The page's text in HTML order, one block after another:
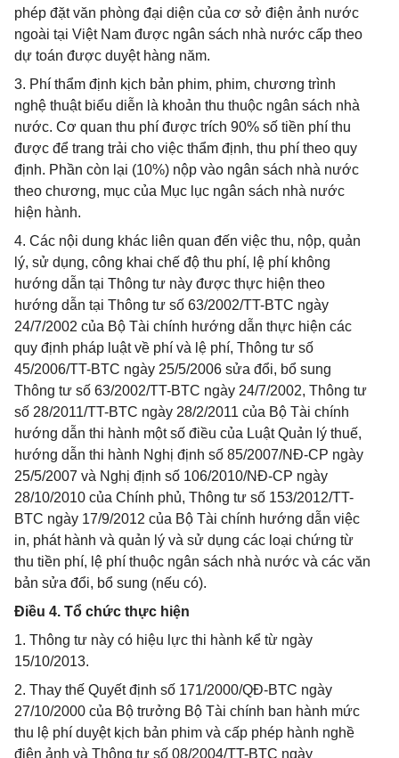
phép đặt văn phòng đại diện của cơ sở điện ảnh nước
ngoài tại Việt Nam được ngân sách nhà nước cấp theo
dự toán được duyệt hàng năm.
3. Phí thẩm định kịch bản phim, phim, chương trình
nghệ thuật biểu diễn là khoản thu thuộc ngân sách nhà
nước. Cơ quan thu phí được trích 90% số tiền phí thu
được để trang trải cho việc thẩm định, thu phí theo quy
định. Phần còn lại (10%) nộp vào ngân sách nhà nước
theo chương, mục của Mục lục ngân sách nhà nước
hiện hành.
4. Các nội dung khác liên quan đến việc thu, nộp, quản
lý, sử dụng, công khai chế độ thu phí, lệ phí không
hướng dẫn tại Thông tư này được thực hiện theo
hướng dẫn tại Thông tư số 63/2002/TT-BTC ngày
24/7/2002 của Bộ Tài chính hướng dẫn thực hiện các
quy định pháp luật về phí và lệ phí, Thông tư số
45/2006/TT-BTC ngày 25/5/2006 sửa đổi, bổ sung
Thông tư số 63/2002/TT-BTC ngày 24/7/2002, Thông tư
số 28/2011/TT-BTC ngày 28/2/2011 của Bộ Tài chính
hướng dẫn thi hành một số điều của Luật Quản lý thuế,
hướng dẫn thi hành Nghị định số 85/2007/NĐ-CP ngày
25/5/2007 và Nghị định số 106/2010/NĐ-CP ngày
28/10/2010 của Chính phủ, Thông tư số 153/2012/TT-
BTC ngày 17/9/2012 của Bộ Tài chính hướng dẫn việc
in, phát hành và quản lý và sử dụng các loại chứng từ
thu tiền phí, lệ phí thuộc ngân sách nhà nước và các văn
bản sửa đổi, bổ sung (nếu có).
Điều 4. Tổ chức thực hiện
1. Thông tư này có hiệu lực thi hành kể từ ngày
15/10/2013.
2. Thay thế Quyết định số 171/2000/QĐ-BTC ngày
27/10/2000 của Bộ trưởng Bộ Tài chính ban hành mức
thu lệ phí duyệt kịch bản phim và cấp phép hành nghề
điện ảnh và Thông tư số 08/2004/TT-BTC ngày